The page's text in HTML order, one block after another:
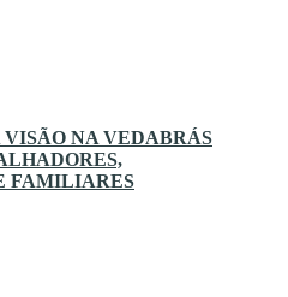
NA VEDABRÁS
FAMILIARES